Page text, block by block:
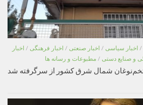
/ اخبار سیاسی / اخبار صنعتی / اخبار فرهنگی / اخبار
و صنایع دستی / مطبوعات و رسانه ها
تخم‌نوغان شمال شرق کشور از سرگرفته شد